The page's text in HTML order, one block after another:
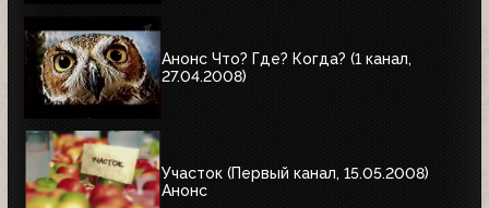
Анонс Что? Где? Когда? (1 канал,
27.04.2008)
Участок (Первый канал, 15.05.2008)
Анонс